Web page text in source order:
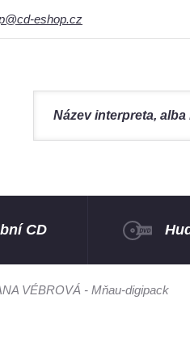
eshop.cz
CD
VÉBROVÁ - Mňau-digipack